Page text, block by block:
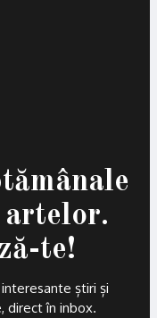
artelor.
te!
știri și
direct în inbox.